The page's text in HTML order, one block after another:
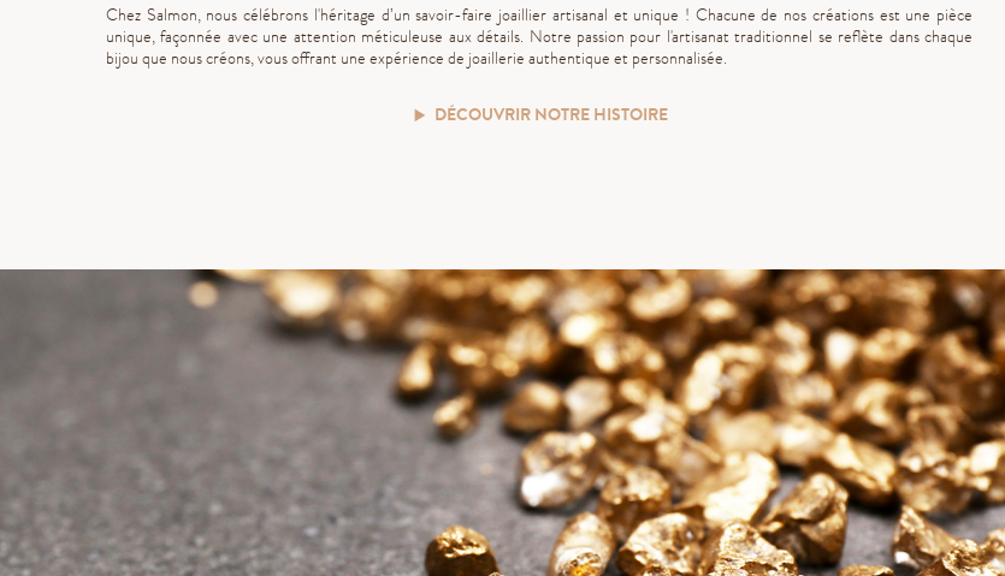
Chez Salmon, nous célébrons l'héritage d’un savoir-faire joaillier artisanal et unique ! Chacune de nos créations est une pièce
unique, façonnée avec une attention méticuleuse aux détails. Notre passion pour l'artisanat traditionnel se reflète dans chaque
bijou que nous créons, vous offrant une expérience de joaillerie authentique et personnalisée.
DÉCOUVRIR NOTRE HISTOIRE